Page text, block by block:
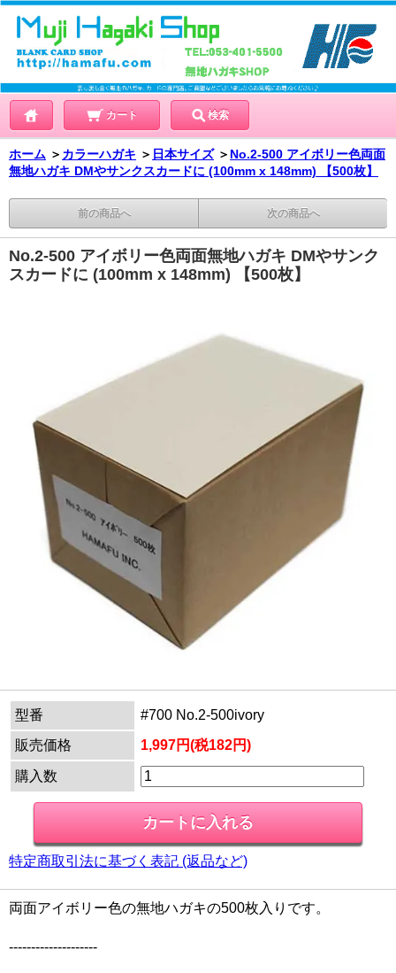
カート 検索
ホーム ＞ カラーハガキ ＞ 日本サイズ ＞ No.2-500 アイボリー色両面
無地ハガキ DMやサンクスカードに (100mm x 148mm) 【500枚】
前の商品へ 次の商品へ
No.2-500 アイボリー色両面無地ハガキ DMやサンク
スカードに (100mm x 148mm) 【500枚】
型番
#700 No.2-500ivory
販売価格
1,997円(税182円)
購入数
特定商取引法に基づく表記 (返品など)
両面アイボリー色の無地ハガキの500枚入りです。
--------------------